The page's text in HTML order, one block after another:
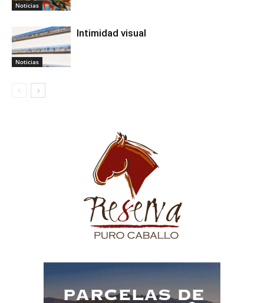
Noticias
Noticias
Intimidad visual